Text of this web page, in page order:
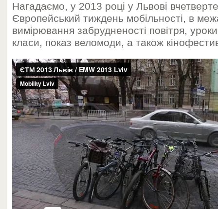
Нагадаємо, у 2013 році у Львові
Європейський тиждень мобільності, в
вимірювання забрудненості повітря,
класи, показ веломоди, а також